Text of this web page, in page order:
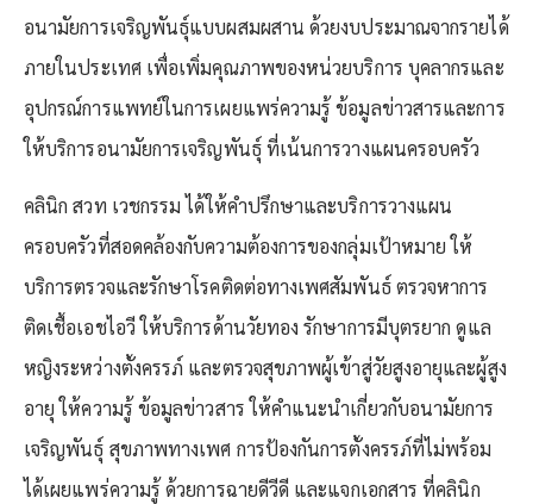
อนามัยการเจริญพันธุ์แบบผสมผสาน ด้วยงบประมาณจากรายได้
ภายในประเทศ เพื่อเพิ่มคุณภาพของหน่วยบริการ บุคลากรและ
อุปกรณ์การแพทย์ในการเผยแพร่ความรู้ ข้อมูลข่าวสารและการ
ให้บริการอนามัยการเจริญพันธุ์ ที่เน้นการวางแผนครอบครัว
คลินิก สวท เวชกรรม ได้ให้คำปรึกษาและบริการวางแผน
ครอบครัวที่สอดคล้องกับความต้องการของกลุ่มเป้าหมาย ให้
บริการตรวจและรักษาโรคติดต่อทางเพศสัมพันธ์ ตรวจหาการ
ติดเชื้อเอชไอวี ให้บริการด้านวัยทอง รักษาการมีบุตรยาก ดูแล
หญิงระหว่างตั้งครรภ์ และตรวจสุขภาพผู้เข้าสู่วัยสูงอายุและผู้สูง
อายุ ให้ความรู้ ข้อมูลข่าวสาร ให้คำแนะนำเกี่ยวกับอนามัยการ
เจริญพันธุ์ สุขภาพทางเพศ การป้องกันการตั้งครรภ์ที่ไม่พร้อม
ได้เผยแพร่ความรู้ ด้วยการฉายดีวีดี และแจกเอกสาร ที่คลินิก